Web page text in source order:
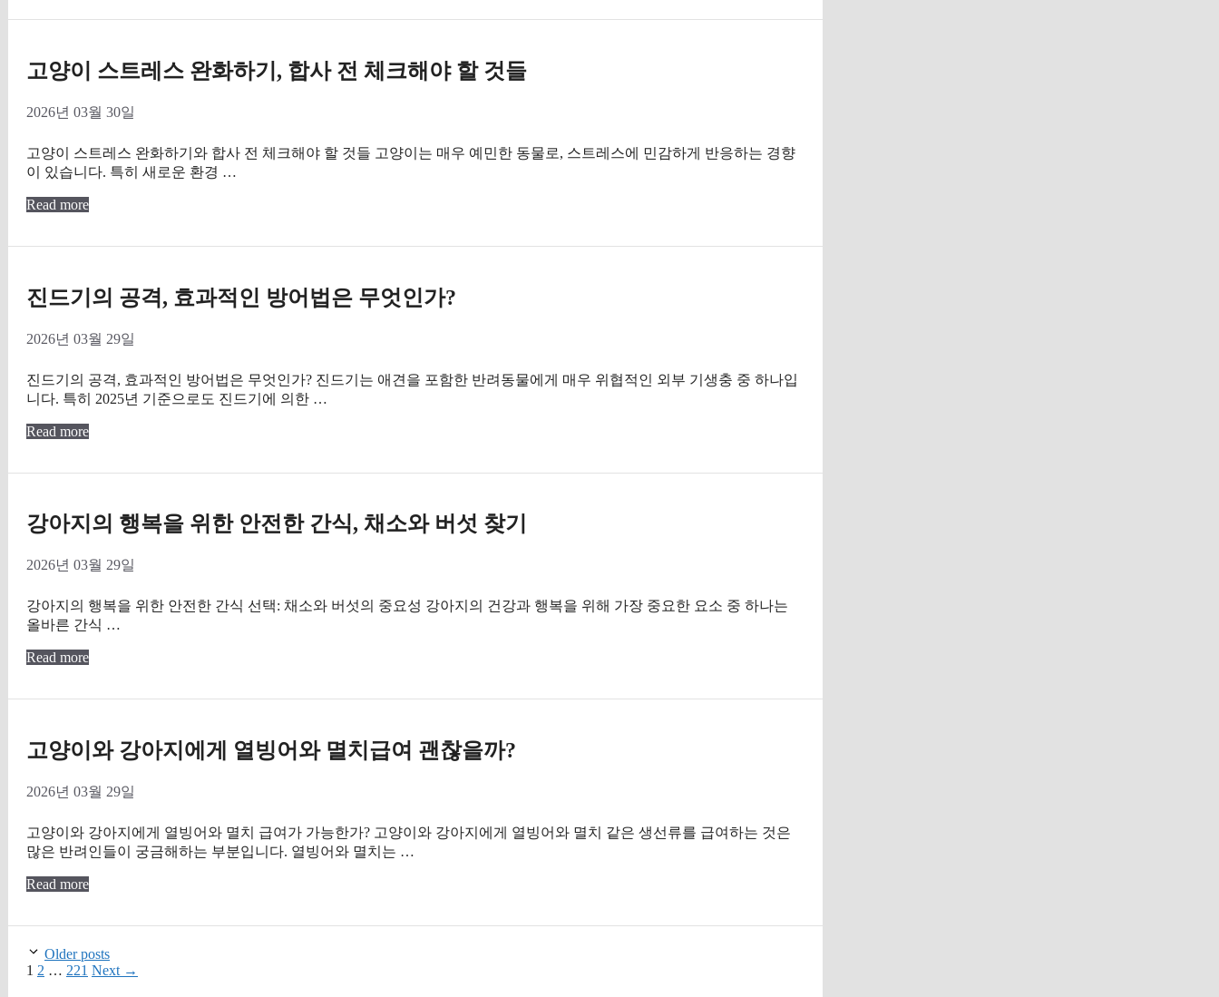
고양이 스트레스 완화하기, 합사 전 체크해야 할 것들
2026년 03월 30일
고양이 스트레스 완화하기와 합사 전 체크해야 할 것들 고양이는 매우 예민한 동물로, 스트레스에 민감하게 반응하는 경향
이 있습니다. 특히 새로운 환경 …
Read more
진드기의 공격, 효과적인 방어법은 무엇인가?
2026년 03월 29일
진드기의 공격, 효과적인 방어법은 무엇인가? 진드기는 애견을 포함한 반려동물에게 매우 위협적인 외부 기생충 중 하나입
니다. 특히 2025년 기준으로도 진드기에 의한 …
Read more
강아지의 행복을 위한 안전한 간식, 채소와 버섯 찾기
2026년 03월 29일
강아지의 행복을 위한 안전한 간식 선택: 채소와 버섯의 중요성 강아지의 건강과 행복을 위해 가장 중요한 요소 중 하나는
올바른 간식 …
Read more
고양이와 강아지에게 열빙어와 멸치급여 괜찮을까?
2026년 03월 29일
고양이와 강아지에게 열빙어와 멸치 급여가 가능한가? 고양이와 강아지에게 열빙어와 멸치 같은 생선류를 급여하는 것은
많은 반려인들이 궁금해하는 부분입니다. 열빙어와 멸치는 …
Read more
Older posts
Page
1 Page
2 … Page
221 Next →